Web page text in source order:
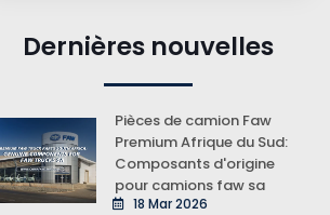
Dernières nouvelles
Pièces de camion Faw
Premium Afrique du Sud:
Composants d'origine
pour camions faw sa
18 Mar 2026